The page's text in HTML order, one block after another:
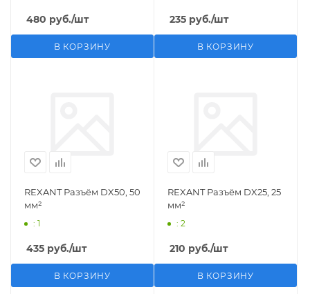
480 руб./шт
В КОРЗИНУ
235 руб./шт
В КОРЗИНУ
REXANT Разъём DX50, 50
мм²
: 1
435 руб./шт
В КОРЗИНУ
REXANT Разъём DX25, 25
мм²
: 2
210 руб./шт
В КОРЗИНУ